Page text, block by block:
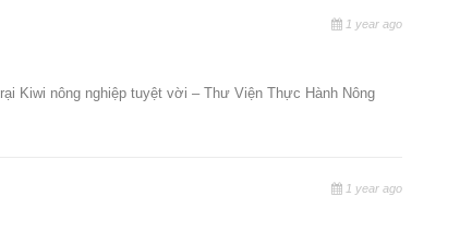
1 year ago
Kiwi nông nghiệp tuyệt vời – Thư Viện Thực Hành Nông
1 year ago